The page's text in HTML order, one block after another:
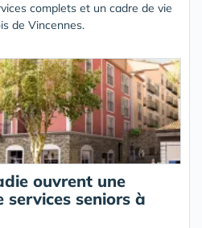
complets et un cadre de vie
de Vincennes.
ouvrent une
services seniors à